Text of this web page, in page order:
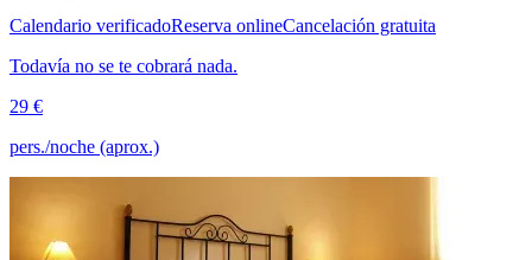
Calendario verificadoReserva onlineCancelación gratuita
Todavía no se te cobrará nada.
29 €
pers./noche (aprox.)